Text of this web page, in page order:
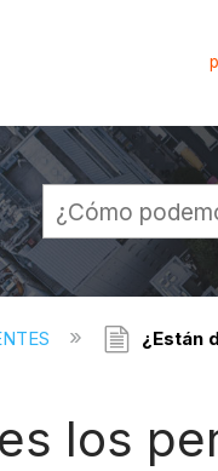
global ¿Están
los